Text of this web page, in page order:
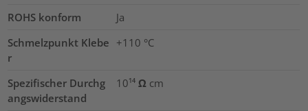
ROHS konform
Ja
Schmelzpunkt Klebe
r
+110 °C
Spezifischer Durchg
angswiderstand
10¹⁴ Ω cm